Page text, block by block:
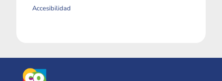
Accesibilidad